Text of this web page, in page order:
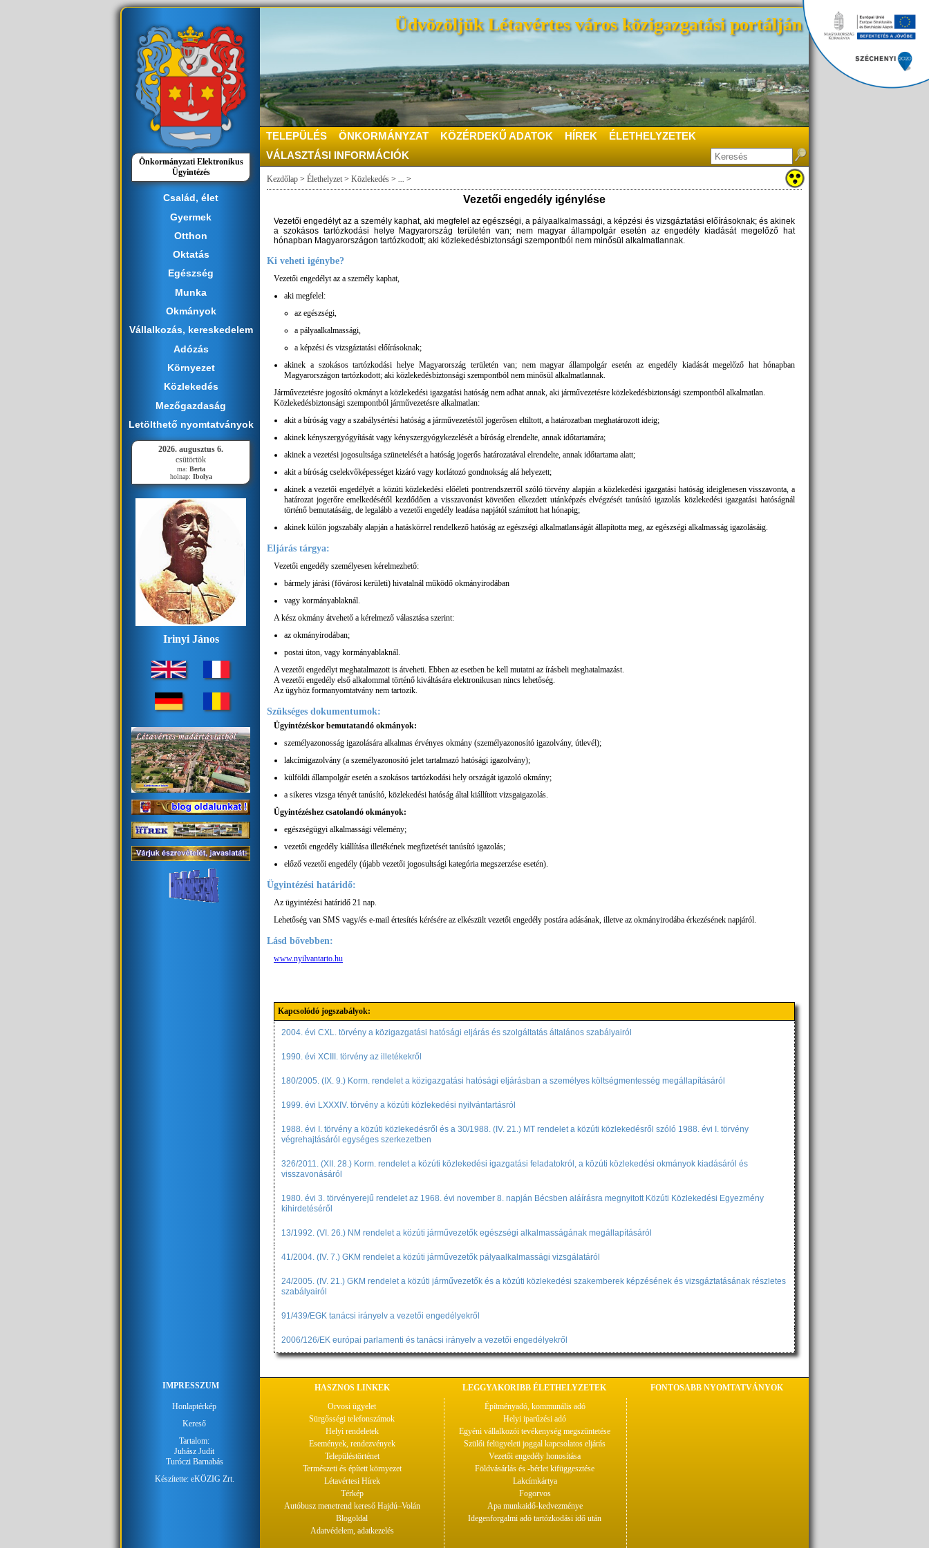
Önkormányzati Elektronikus
Ügyintézés
Család, élet
Gyermek
Otthon
Oktatás
Egészség
Munka
Okmányok
Vállalkozás, kereskedelem
Adózás
Környezet
Közlekedés
Mezőgazdaság
Letölthető nyomtatványok
2026. augusztus 6.
csütörtök
ma: Berta
holnap: Ibolya
Irinyi János
Üdvözöljük Létavértes város közigazgatási portálján
TELEPÜLÉS ÖNKORMÁNYZAT KÖZÉRDEKŰ ADATOK HÍREK
ÉLETHELYZETEK
VÁLASZTÁSI INFORMÁCIÓK
Kezdőlap > Élethelyzet > Közlekedés > ... >
Vezetői engedély igénylése
Vezetői engedélyt az a személy kaphat, aki megfelel az egészségi, a pályaalkalmassági, a képzési és vizsgáztatási előírásoknak; és akinek
a szokásos tartózkodási helye Magyarország területén van; nem magyar állampolgár esetén az engedély kiadását megelőző hat
hónapban Magyarországon tartózkodott; aki közlekedésbiztonsági szempontból nem minősül alkalmatlannak.
Ki veheti igénybe?
Vezetői engedélyt az a személy kaphat,
aki megfelel:
az egészségi,
a pályaalkalmassági,
a képzési és vizsgáztatási előírásoknak;
akinek a szokásos tartózkodási helye Magyarország területén van; nem magyar állampolgár esetén az engedély kiadását megelőző hat hónapban
Magyarországon tartózkodott; aki közlekedésbiztonsági szempontból nem minősül alkalmatlannak.
Járművezetésre jogosító okmányt a közlekedési igazgatási hatóság nem adhat annak, aki járművezetésre közlekedésbiztonsági szempontból alkalmatlan.
Közlekedésbiztonsági szempontból járművezetésre alkalmatlan:
akit a bíróság vagy a szabálysértési hatóság a járművezetéstől jogerősen eltiltott, a határozatban meghatározott ideig;
akinek kényszergyógyítását vagy kényszergyógykezelését a bíróság elrendelte, annak időtartamára;
akinek a vezetési jogosultsága szünetelését a hatóság jogerős határozatával elrendelte, annak időtartama alatt;
akit a bíróság cselekvőképességet kizáró vagy korlátozó gondnokság alá helyezett;
akinek a vezetői engedélyét a közúti közlekedési előéleti pontrendszerről szóló törvény alapján a közlekedési igazgatási hatóság ideiglenesen visszavonta, a
határozat jogerőre emelkedésétől kezdődően a visszavonást követően elkezdett utánképzés elvégzését tanúsító igazolás közlekedési igazgatási hatóságnál
történő bemutatásáig, de legalább a vezetői engedély leadása napjától számított hat hónapig;
akinek külön jogszabály alapján a hatáskörrel rendelkező hatóság az egészségi alkalmatlanságát állapította meg, az egészségi alkalmasság igazolásáig.
Eljárás tárgya:
Vezetői engedély személyesen kérelmezhető:
bármely járási (fővárosi kerületi) hivatalnál működő okmányirodában
vagy kormányablaknál.
A kész okmány átvehető a kérelmező választása szerint:
az okmányirodában;
postai úton, vagy kormányablaknál.
A vezetői engedélyt meghatalmazott is átveheti. Ebben az esetben be kell mutatni az írásbeli meghatalmazást.
A vezetői engedély első alkalommal történő kiváltására elektronikusan nincs lehetőség.
Az ügyhöz formanyomtatvány nem tartozik.
Szükséges dokumentumok:
Ügyintézéskor bemutatandó okmányok:
személyazonosság igazolására alkalmas érvényes okmány (személyazonosító igazolvány, útlevél);
lakcímigazolvány (a személyazonosító jelet tartalmazó hatósági igazolvány);
külföldi állampolgár esetén a szokásos tartózkodási hely országát igazoló okmány;
a sikeres vizsga tényét tanúsító, közlekedési hatóság által kiállított vizsgaigazolás.
Ügyintézéshez csatolandó okmányok:
egészségügyi alkalmassági vélemény;
vezetői engedély kiállítása illetékének megfizetését tanúsító igazolás;
előző vezetői engedély (újabb vezetői jogosultsági kategória megszerzése esetén).
Ügyintézési határidő:
Az ügyintézési határidő 21 nap.
Lehetőség van SMS vagy/és e-mail értesítés kérésére az elkészült vezetői engedély postára adásának, illetve az okmányirodába érkezésének napjáról.
Lásd bővebben:
www.nyilvantarto.hu
Kapcsolódó jogszabályok:
2004. évi CXL. törvény a közigazgatási hatósági eljárás és szolgáltatás általános szabályairól
1990. évi XCIII. törvény az illetékekről
180/2005. (IX. 9.) Korm. rendelet a közigazgatási hatósági eljárásban a személyes költségmentesség megállapításáról
1999. évi LXXXIV. törvény a közúti közlekedési nyilvántartásról
1988. évi I. törvény a közúti közlekedésről és a 30/1988. (IV. 21.) MT rendelet a közúti közlekedésről szóló 1988. évi I. törvény
végrehajtásáról egységes szerkezetben
326/2011. (XII. 28.) Korm. rendelet a közúti közlekedési igazgatási feladatokról, a közúti közlekedési okmányok kiadásáról és
visszavonásáról
1980. évi 3. törvényerejű rendelet az 1968. évi november 8. napján Bécsben aláírásra megnyitott Közúti Közlekedési Egyezmény
kihirdetéséről
13/1992. (VI. 26.) NM rendelet a közúti járművezetők egészségi alkalmasságának megállapításáról
41/2004. (IV. 7.) GKM rendelet a közúti járművezetők pályaalkalmassági vizsgálatáról
24/2005. (IV. 21.) GKM rendelet a közúti járművezetők és a közúti közlekedési szakemberek képzésének és vizsgáztatásának részletes
szabályairól
91/439/EGK tanácsi irányelv a vezetői engedélyekről
2006/126/EK európai parlamenti és tanácsi irányelv a vezetői engedélyekről
IMPRESSZUM
Honlaptérkép
Kereső
Tartalom:
Juhász Judit
Turóczi Barnabás
Készítette: eKÖZIG Zrt.
HASZNOS LINKEK LEGGYAKORIBB ÉLETHELYZETEK
FONTOSABB NYOMTATVÁNYOK
Orvosi ügyelet
Sürgősségi telefonszámok
Helyi rendeletek
Események, rendezvények
Településtörténet
Természeti és épített környezet
Létavértesi Hírek
Térkép
Autóbusz menetrend kereső Hajdú–Volán
Blogoldal
Adatvédelem, adatkezelés
Építményadó, kommunális adó
Helyi iparűzési adó
Egyéni vállalkozói tevékenység megszüntetése
Szülői felügyeleti joggal kapcsolatos eljárás
Vezetői engedély honosítása
Földvásárlás és -bérlet kifüggesztése
Lakcímkártya
Fogorvos
Apa munkaidő-kedvezménye
Idegenforgalmi adó tartózkodási idő után